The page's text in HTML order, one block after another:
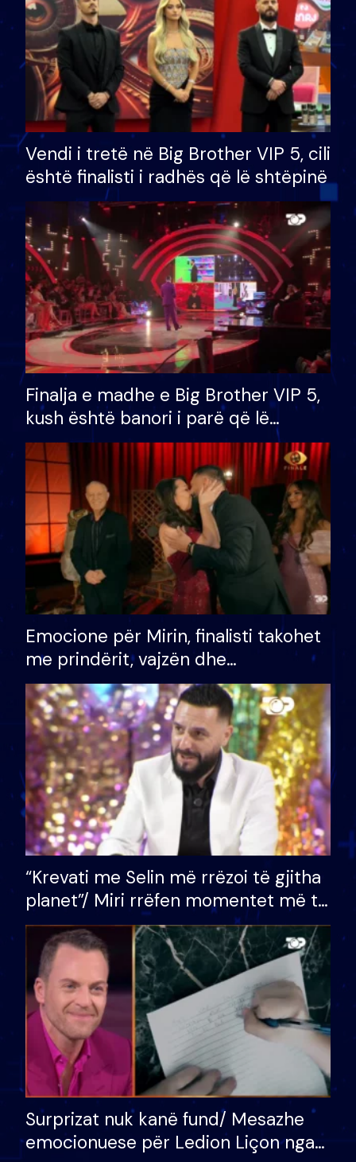
Vendi i tretë në Big Brother VIP 5, cili
është finalisti i radhës që lë shtëpinë
Finalja e madhe e Big Brother VIP 5,
kush është banori i parë që lë
shtëpinë dhe humb mundësinë për
të fituar çmimin e madh
Emocione për Mirin, finalisti takohet
me prindërit, vajzën dhe
bashkëshorten: S’kemi ndonjë letër
divorci apo jo?
“Krevati me Selin më rrëzoi të gjitha
planet”/ Miri rrëfen momentet më të
bukura në shtëpinë e BB VIP: Do më
mungojë zilja e mëngjesit kur…
Surprizat nuk kanë fund/ Mesazhe
emocionuese për Ledion Liçon nga